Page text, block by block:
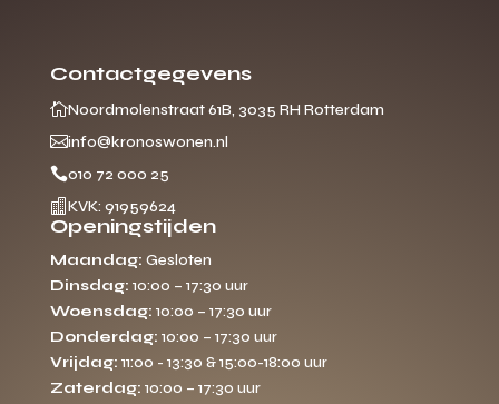
Contactgegevens
Noordmolenstraat 61B, 3035 RH Rotterdam
info@kronoswonen.nl
010 72 000 25
 KVK: 91959624
Openingstijden
Maandag: Gesloten
Dinsdag: 10:00 – 17:30 uur
Woensdag: 10:00 – 17:30 uur
Donderdag: 10:00 – 17:30 uur
Vrijdag: 11:00 - 13:30 & 15:00-18:00 uur
Zaterdag: 10:00 – 17:30 uur